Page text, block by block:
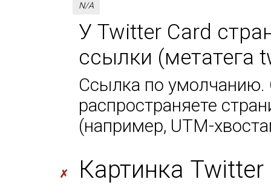
N/A
У Twitter Card
ссылки (метатега
Ссылка по умолчанию.
распространяете
(например, UTM-
✗ Картинка